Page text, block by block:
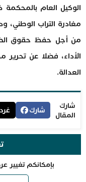
الوكيل العام
من أجل حفظ حقوق
الأداء، فضلا عن
العدالة.
شارك
المقال
شارك غرد
بإمكانكم تغيير